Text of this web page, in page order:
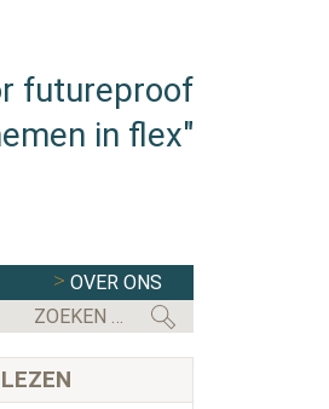
futureproof
in flex"
OVER ONS
FLEXBRANCHE WACHT